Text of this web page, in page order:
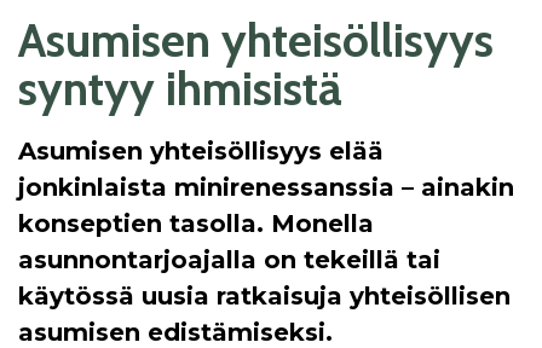
Asumisen yhteisöllisyys
syntyy ihmisistä
Asumisen yhteisöllisyys elää
jonkinlaista minirenessanssia – ainakin
konseptien tasolla. Monella
asunnontarjoajalla on tekeillä tai
käytössä uusia ratkaisuja yhteisöllisen
asumisen edistämiseksi.